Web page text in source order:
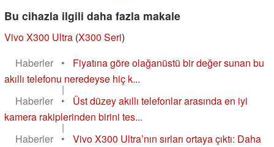
Bu cihazla ilgili daha fazla makale
Vivo X300 Ultra (X300 Seri)
Haberler
•
Fiyatına göre olağanüstü bir değer sunan bu
akıllı telefonu neredeyse hiç k...
|
Haberler
•
Üst düzey akıllı telefonlar arasında en iyi
kamera rakiplerinden birini tes...
|
Haberler
•
Vivo X300 Ultra’nın sırları ortaya çıktı: Daha